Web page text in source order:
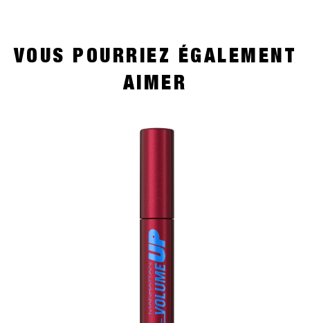
VOUS POURRIEZ ÉGALEMENT
AIMER